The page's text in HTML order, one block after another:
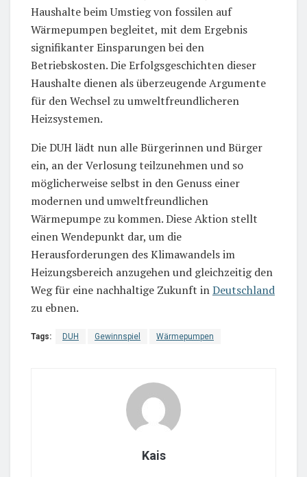
Haushalte beim Umstieg von fossilen auf
Wärmepumpen begleitet, mit dem Ergebnis
signifikanter Einsparungen bei den
Betriebskosten. Die Erfolgsgeschichten dieser
Haushalte dienen als überzeugende Argumente
für den Wechsel zu umweltfreundlicheren
Heizsystemen.
Die DUH lädt nun alle Bürgerinnen und Bürger
ein, an der Verlosung teilzunehmen und so
möglicherweise selbst in den Genuss einer
modernen und umweltfreundlichen
Wärmepumpe zu kommen. Diese Aktion stellt
einen Wendepunkt dar, um die
Herausforderungen des Klimawandels im
Heizungsbereich anzugehen und gleichzeitig den
Weg für eine nachhaltige Zukunft inDeutschland
zu ebnen.
Tags: DUH Gewinnspiel Wärmepumpen
Kais